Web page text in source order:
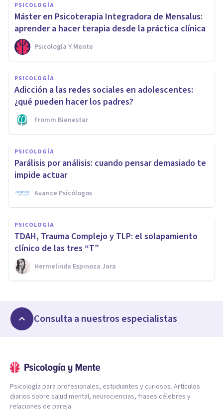
PSICOLOGÍA
Máster en Psicoterapia Integradora de Mensalus:
aprender a hacer terapia desde la práctica clínica
Psicología Y Mente
PSICOLOGÍA
Adicción a las redes sociales en adolescentes:
¿qué pueden hacer los padres?
Fromm Bienestar
PSICOLOGÍA
Parálisis por análisis: cuando pensar demasiado te
impide actuar
Avance Psicólogos
PSICOLOGÍA
TDAH, Trauma Complejo y TLP: el solapamiento
clínico de las tres “T”
Hermelinda Espinoza Jara
Consulta a nuestros especialistas
Psicología para profesionales, estudiantes y curiosos. Artículos
diarios sobre salud mental, neurociencias, frases célebres y
relaciones de pareja.